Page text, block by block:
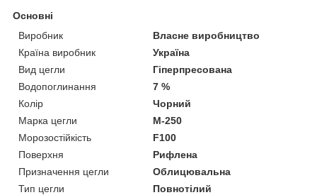
Основні
Виробник
Власне виробництво
Країна виробник
Україна
Вид цегли
Гіперпресована
Водопоглинання
7 %
Колір
Чорний
Марка цегли
М-250
Морозостійкість
F100
Поверхня
Рифлена
Призначення цегли
Облицювальна
Тип цегли
Повнотілий